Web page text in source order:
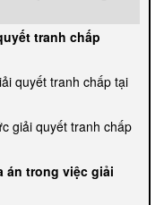
tranh chấp
quyết tranh chấp tại
giải quyết tranh chấp
án trong việc giải